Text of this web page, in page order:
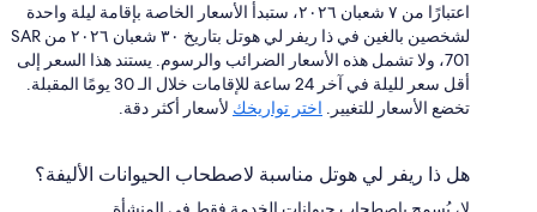
اعتبارًا من ٧ شعبان ٢٠٢٦، ستبدأ الأسعار الخاصة بإقامة ليلة واحدة
لشخصين بالغين في ذا ريفر لي هوتل بتاريخ ٣٠ شعبان ٢٠٢٦ من SAR
701، ولا تشمل هذه الأسعار الضرائب والرسوم. يستند هذا السعر إلى
أقل سعر لليلة في آخر 24 ساعة للإقامات خلال الـ 30 يومًا المقبلة.
تخضع الأسعار للتغيير. اختر تواريخك لأسعار أكثر دقة.
هل ذا ريفر لي هوتل مناسبة لاصطحاب الحيوانات الأليفة؟